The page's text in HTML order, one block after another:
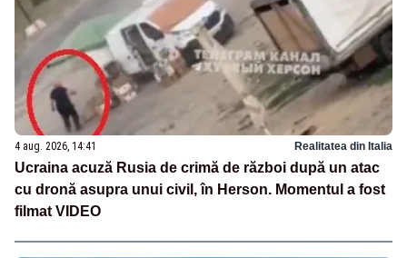
4 aug. 2026, 14:41 Realitatea din Italia
Ucraina acuză Rusia de crimă de război după un atac
cu dronă asupra unui civil, în Herson. Momentul a fost
filmat VIDEO